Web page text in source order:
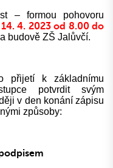
– formou pohovoru
14. 4. 2023 od 8.00 do
budově ZŠ Jalůvčí.
přijetí k základnímu
potvrdit svým
v den konání zápisu
způsoby: